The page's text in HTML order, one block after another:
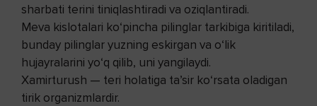
sharbati terini tiniqlashtiradi va oziqlantiradi.
Meva kislotalari ko‘pincha pilinglar tarkibiga kiritiladi,
bunday pilinglar yuzning eskirgan va o‘lik
hujayralarini yo‘q qilib, uni yangilaydi.
Xamirturush — teri holatiga ta’sir ko‘rsata oladigan
tirik organizmlardir.